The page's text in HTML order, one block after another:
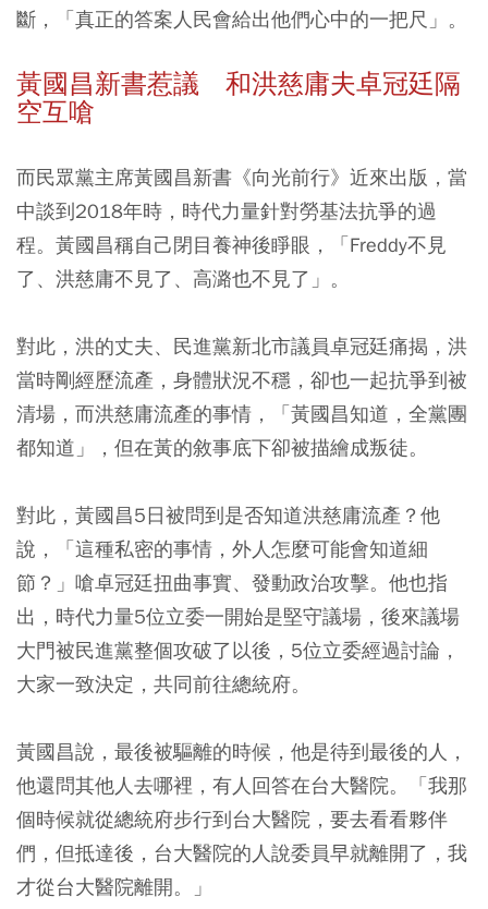
斷，「真正的答案人民會給出他們心中的一把尺」。
黃國昌新書惹議 和洪慈庸夫卓冠廷隔
空互嗆
而民眾黨主席黃國昌新書《向光前行》近來出版，當
中談到2018年時，時代力量針對勞基法抗爭的過
程。黃國昌稱自己閉目養神後睜眼，「Freddy不見
了、洪慈庸不見了、高潞也不見了」。
對此，洪的丈夫、民進黨新北市議員卓冠廷痛揭，洪
當時剛經歷流產，身體狀況不穩，卻也一起抗爭到被
清場，而洪慈庸流產的事情，「黃國昌知道，全黨團
都知道」，但在黃的敘事底下卻被描繪成叛徒。
對此，黃國昌5日被問到是否知道洪慈庸流產？他
說，「這種私密的事情，外人怎麼可能會知道細
節？」嗆卓冠廷扭曲事實、發動政治攻擊。他也指
出，時代力量5位立委一開始是堅守議場，後來議場
大門被民進黨整個攻破了以後，5位立委經過討論，
大家一致決定，共同前往總統府。
黃國昌說，最後被驅離的時候，他是待到最後的人，
他還問其他人去哪裡，有人回答在台大醫院。「我那
個時候就從總統府步行到台大醫院，要去看看夥伴
們，但抵達後，台大醫院的人說委員早就離開了，我
才從台大醫院離開。」